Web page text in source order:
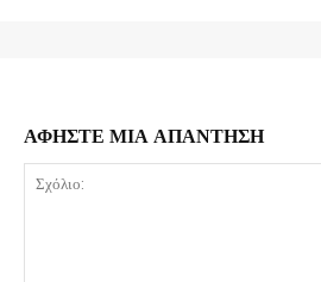
ΑΦΗΣΤΕ ΜΙΑ ΑΠΑΝΤΗΣΗ